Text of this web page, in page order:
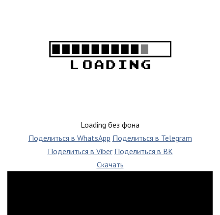
Loading без фона
Поделиться в WhatsApp Поделиться в Telegram
Поделиться в Viber Поделиться в ВК
Скачать